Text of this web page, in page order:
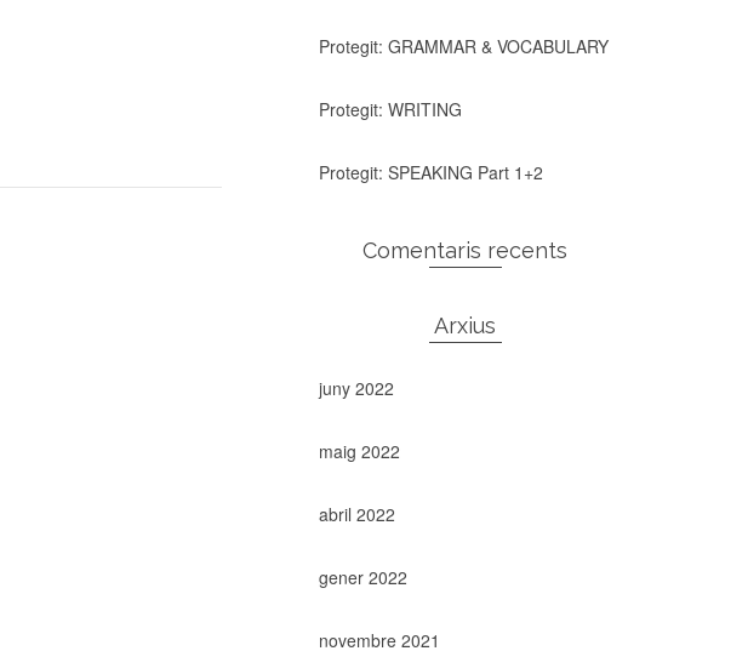
Protegit: GRAMMAR & VOCABULARY
Protegit: WRITING
Protegit: SPEAKING Part 1+2
Comentaris recents
Arxius
juny 2022
maig 2022
abril 2022
gener 2022
novembre 2021